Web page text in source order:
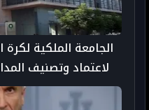
الجامعة الملكية
لاعتماد وتصنيف